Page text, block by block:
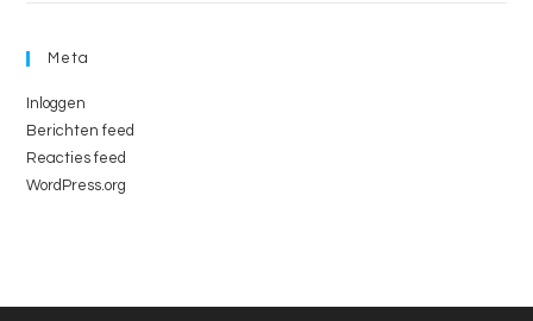
Meta
Inloggen
Berichten feed
Reacties feed
WordPress.org